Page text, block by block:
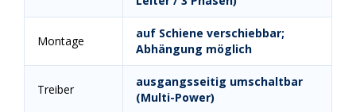
Montage
auf Schiene verschiebbar;
Abhängung möglich
Treiber
ausgangsseitig umschaltbar
(Multi-Power)